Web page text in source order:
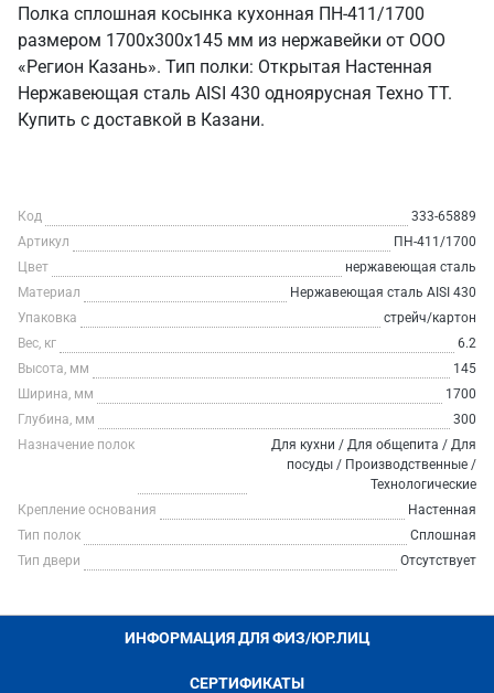
Полка сплошная косынка кухонная ПН-411/1700
размером 1700х300х145 мм из нержавейки от ООО
«Регион Казань». Тип полки: Открытая Настенная
Нержавеющая сталь AISI 430 одноярусная Техно ТТ.
Купить с доставкой в Казани.
Код
333-65889
Артикул
ПН-411/1700
Цвет
нержавеющая сталь
Материал
Нержавеющая сталь AISI 430
Упаковка
стрейч/картон
Вес, кг
6.2
Высота, мм
145
Ширина, мм
1700
Глубина, мм
300
Назначение полок
Для кухни / Для общепита / Для
посуды / Производственные /
Технологические
Крепление основания
Настенная
Тип полок
Сплошная
Тип двери
Отсутствует
ИНФОРМАЦИЯ ДЛЯ ФИЗ/ЮР.ЛИЦ
СЕРТИФИКАТЫ